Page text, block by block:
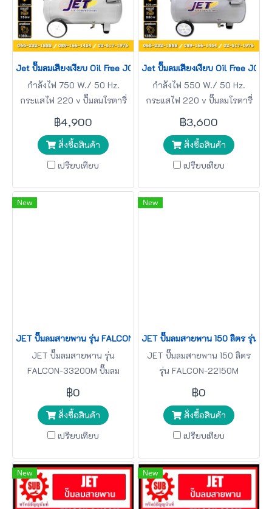
Jet ปั๊มลมเสียงเงียบ Oil Free JOS-150 750W 50L 1มอเตอร์
กำลังไฟ 750 W./ 50 Hz.
กระแสไฟ 220 v ปั๊มลมโรตารี่
฿4,900
สั่งซื้อสินค้า
เปรียบเทียบ
Jet ปั๊มลมเสียงเงียบ Oil Free
กำลังไฟ 550 W./ 50 Hz.
กระแสไฟ 220 v ปั๊มลมโรตารี่
฿3,600
สั่งซื้อสินค้า
เปรียบเทียบ
New
JET ปั๊มลมสายพาน รุ่น FALCON-33200M ปั๊มลม 200ลิตร ปั๊มลม ปั๊ม
JET ปั๊มลมสายพาน รุ่น
FALCON-33200M ปั๊มลม
200ลิตร
฿0
สั่งซื้อสินค้า
เปรียบเทียบ
New
JET ปั๊มลมสายพาน 150 ลิตร รุ่น
JET ปั๊มลมสายพาน 150 ลิตร
รุ่น FALCON-22150M
฿0
สั่งซื้อสินค้า
เปรียบเทียบ
New New